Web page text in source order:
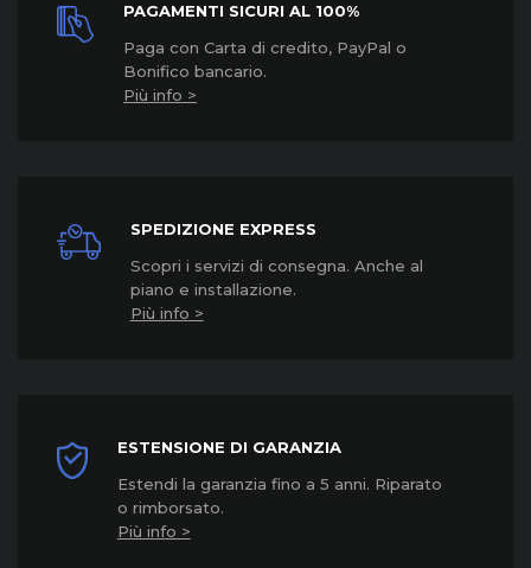
PAGAMENTI SICURI AL 100%
Paga con Carta di credito, PayPal o
Bonifico bancario.
Più info >
SPEDIZIONE EXPRESS
Scopri i servizi di consegna. Anche al
piano e installazione.
Più info >
ESTENSIONE DI GARANZIA
Estendi la garanzia fino a 5 anni. Riparato
o rimborsato.
Più info >